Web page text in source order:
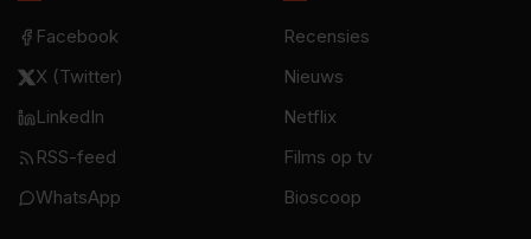
Facebook
X (Twitter)
LinkedIn
RSS-feed
WhatsApp
Recensies
Nieuws
Netflix
Films op tv
Bioscoop